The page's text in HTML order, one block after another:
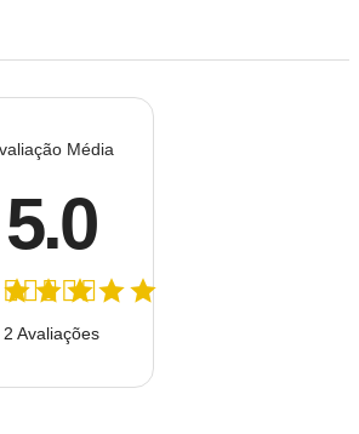
Média
5.0
2 Avaliações